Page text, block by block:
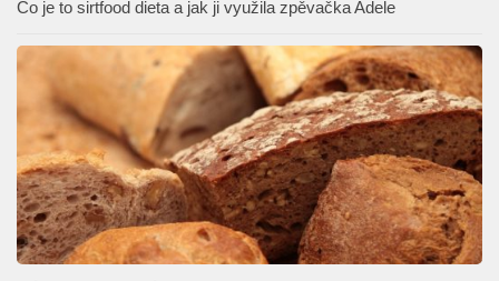
Co je to sirtfood dieta a jak ji využila zpěvačka Adele